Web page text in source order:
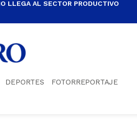
LLEGA AL SECTOR PRODUCTIVO
DEPORTES FOTORREPORTAJE